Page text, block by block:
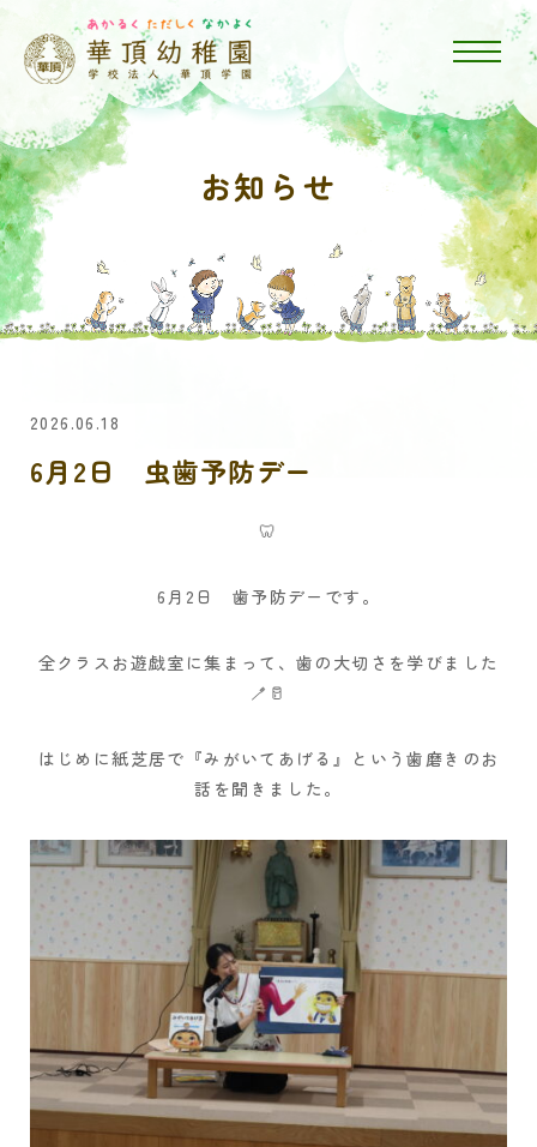
お知らせ
2026.06.18
6月2日 虫歯予防デー
🦷
6月2日 歯予防デーです。
全クラスお遊戯室に集まって、歯の大切さを学びました
🪥🥛
はじめに紙芝居で『みがいてあげる』という歯磨きのお
話を聞きました。